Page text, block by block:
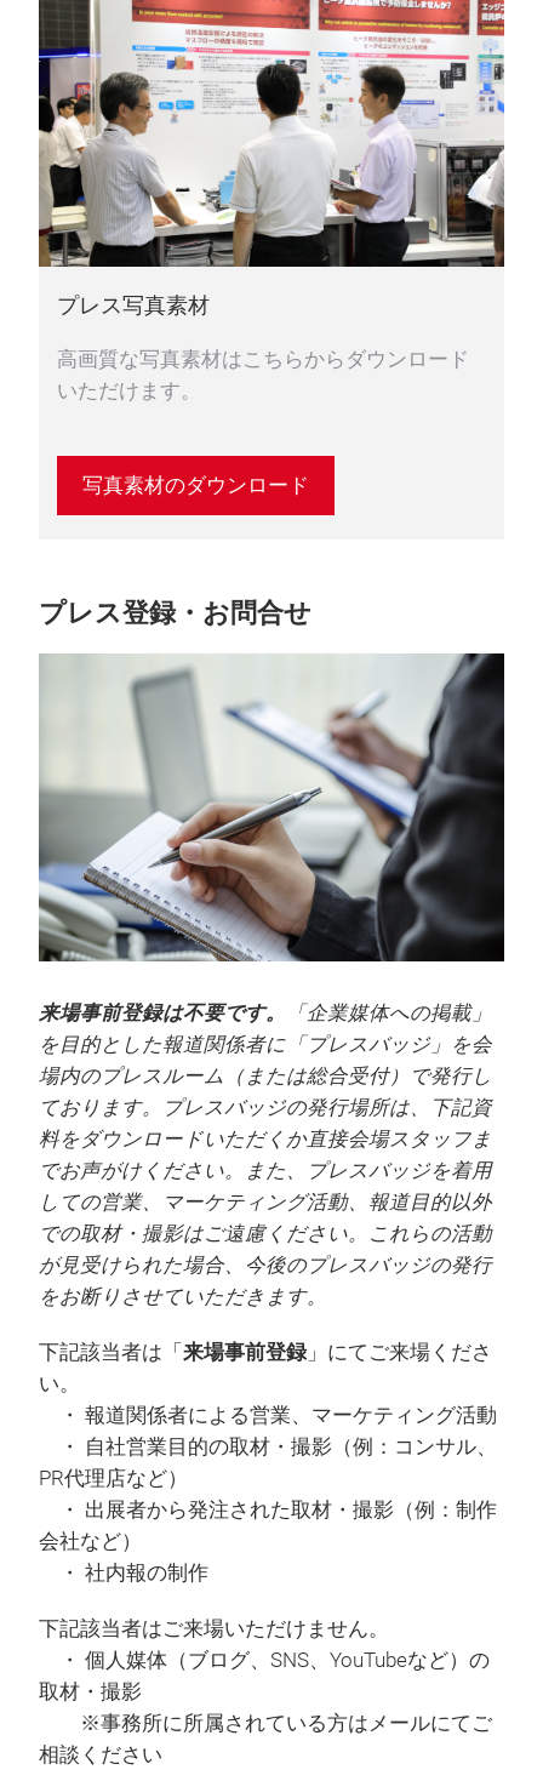
プレス写真素材
高画質な写真素材はこちらからダウンロード
いただけます。
写真素材のダウンロード
プレス登録・お問合せ
来場事前登録は不要です。
「企業媒体への掲載」
を目的とした報道関係者に「プレスバッジ」を会
場内のプレスルーム（または総合受付）で発行し
ております。プレスバッジの発行場所は、下記資
料をダウンロードいただくか直接会場スタッフま
でお声がけください。また、プレスバッジを着用
しての営業、マーケティング活動、報道目的以外
での取材・撮影はご遠慮ください。これらの活動
が見受けられた場合、今後のプレスバッジの発行
をお断りさせていただきます。
下記該当者は「 来場事前登録」にてご来場くださ
い。
・ 報道関係者による営業、マーケティング活動
・ 自社営業目的の取材・撮影（例：コンサル、
PR代理店など）
・ 出展者から発注された取材・撮影（例：制作
会社など）
・ 社内報の制作
下記該当者はご来場いただけません。
・ 個人媒体（ブログ、SNS、YouTubeなど）の
取材・撮影
※事務所に所属されている方はメールにてご
相談ください